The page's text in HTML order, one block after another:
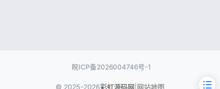
皖ICP备2026004746号-1
© 2025-2026彩虹源码网 网站地图